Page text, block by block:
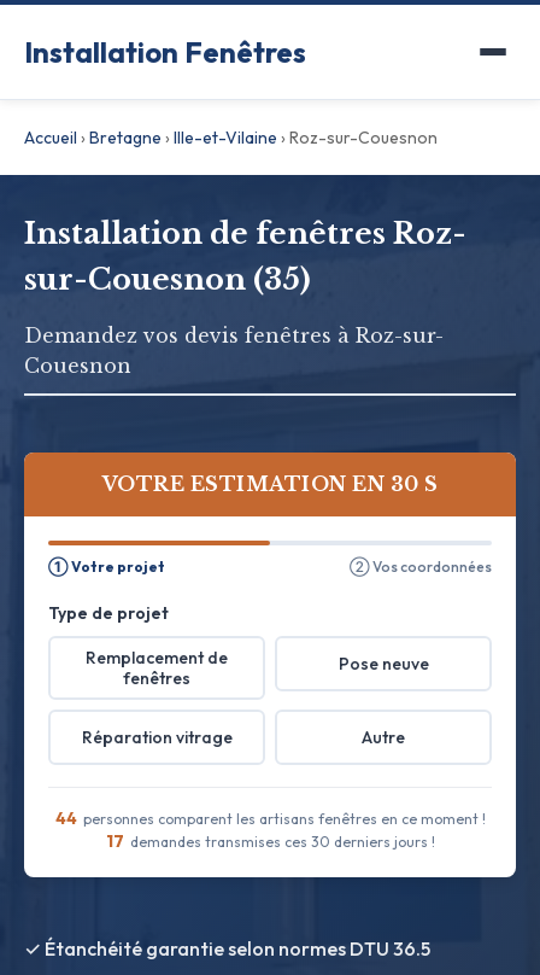
Installation Fenêtres
Accueil ›Bretagne ›Ille-et-Vilaine ›Roz-sur-Couesnon
Installation de fenêtres Roz-
sur-Couesnon (35)
Demandez vos devis fenêtres à Roz-sur-
Couesnon
VOTRE ESTIMATION EN 30 S
① Votre projet ② Vos coordonnées
Type de projet
Remplacement de
fenêtres
Pose neuve
Réparation vitrage Autre
44 personnes comparent les artisans fenêtres en ce moment !
17 demandes transmises ces 30 derniers jours !
✓ Étanchéité garantie selon normes DTU 36.5